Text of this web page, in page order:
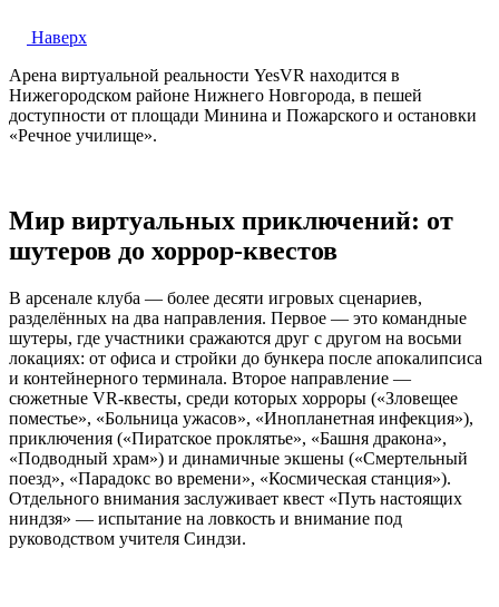
Наверх
Арена виртуальной реальности YesVR находится в
Нижегородском районе Нижнего Новгорода, в пешей
доступности от площади Минина и Пожарского и остановки
«Речное училище».
Мир виртуальных приключений: от
шутеров до хоррор-квестов
В арсенале клуба — более десяти игровых сценариев,
разделённых на два направления. Первое — это командные
шутеры, где участники сражаются друг с другом на восьми
локациях: от офиса и стройки до бункера после апокалипсиса
и контейнерного терминала. Второе направление —
сюжетные VR-квесты, среди которых хорроры («Зловещее
поместье», «Больница ужасов», «Инопланетная инфекция»),
приключения («Пиратское проклятье», «Башня дракона»,
«Подводный храм») и динамичные экшены («Смертельный
поезд», «Парадокс во времени», «Космическая станция»).
Отдельного внимания заслуживает квест «Путь настоящих
ниндзя» — испытание на ловкость и внимание под
руководством учителя Синдзи.